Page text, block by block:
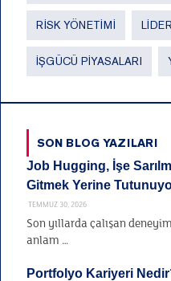
RISK YÖNETIMI
İŞGÜCÜ PIYASALARI
SON BLOG YAZILARI
Job Hugging, İşe
Gitmek Yerine
TEMMUZ 30, 2026
Son yıllarda çalışan
anlam …
Portfolyo Kariyeri